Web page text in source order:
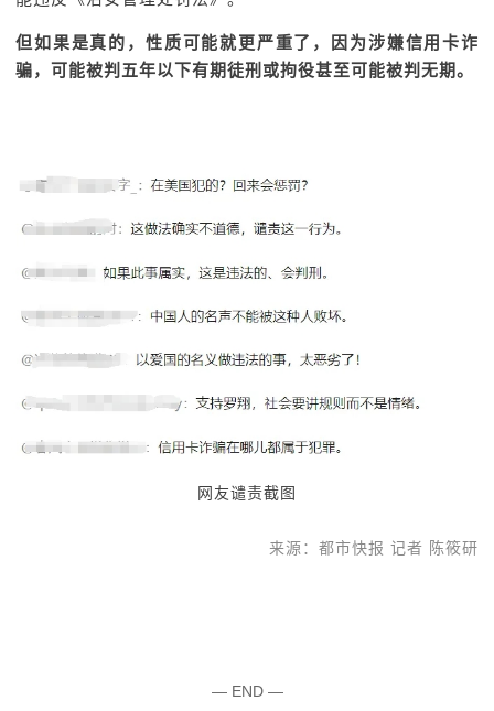
但如果是真的，性质可能就更严重了，因为涉嫌信用卡诈
骗，可能被判五年以下有期徒刑或拘役甚至可能被判无期。
网友谴责截图
来源：都市快报 记者 陈筱研
— END —